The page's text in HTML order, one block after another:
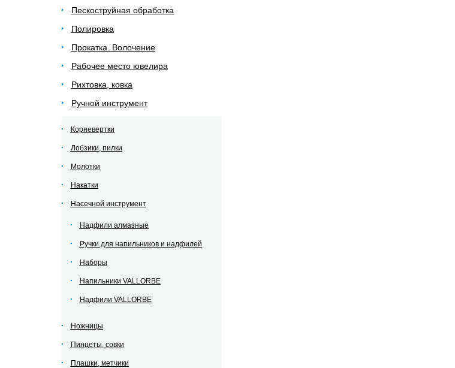
Пескоструйная обработка
Полировка
Прокатка. Волочение
Рабочее место ювелира
Рихтовка, ковка
Ручной инструмент
Корневертки
Лобзики, пилки
Молотки
Накатки
Насечной инструмент
Надфили алмазные
Ручки для напильников и надфилей
Наборы
Напильники VALLORBE
Надфили VALLORBE
Ножницы
Пинцеты, совки
Плашки, метчики